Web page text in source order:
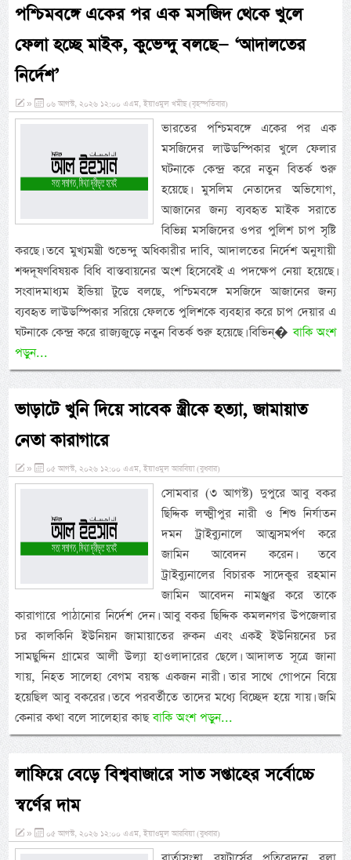
পশ্চিমবঙ্গে একের পর এক মসজিদ থেকে খুলে
ফেলা হচ্ছে মাইক, কুভেন্দু বলছে— ‘আদালতের
নির্দেশ’
» ০৬ আগস্ট, ২০২৬ ১২:০০ এএম, ইয়াওমুল খমীছ (বৃহস্পতিবার)
ভারতের পশ্চিমবঙ্গে একের পর এক
মসজিদের লাউডস্পিকার খুলে ফেলার
ঘটনাকে কেন্দ্র করে নতুন বিতর্ক শুরু
হয়েছে। মুসলিম নেতাদের অভিযোগ,
আজানের জন্য ব্যবহৃত মাইক সরাতে
বিভিন্ন মসজিদের ওপর পুলিশ চাপ সৃষ্টি
করছে। তবে মুখ্যমন্ত্রী শুভেন্দু অধিকারীর দাবি, আদালতের নির্দেশ অনুযায়ী
শব্দদূষণবিষয়ক বিধি বাস্তবায়নের অংশ হিসেবেই এ পদক্ষেপ নেয়া হয়েছে।
সংবাদমাধ্যম ইন্ডিয়া টুডে বলছে, পশ্চিমবঙ্গে মসজিদে আজানের জন্য
ব্যবহৃত লাউডস্পিকার সরিয়ে ফেলতে পুলিশকে ব্যবহার করে চাপ দেয়ার এ
ঘটনাকে কেন্দ্র করে রাজ্যজুড়ে নতুন বিতর্ক শুরু হয়েছে। বিভিন্�বাকি অংশ
পড়ুন...
ভাড়াটে খুনি দিয়ে সাবেক স্ত্রীকে হত্যা, জামায়াত
নেতা কারাগারে
» ০৫ আগস্ট, ২০২৬ ১২:০০ এএম, ইয়াওমুল আরবিয়া (বুধবার)
সোমবার (৩ আগস্ট) দুপুরে আবু বকর
ছিদ্দিক লক্ষ্মীপুর নারী ও শিশু নির্যাতন
দমন ট্রাইব্যুনালে আত্মসমর্পণ করে
জামিন আবেদন করেন। তবে
ট্রাইব্যুনালের বিচারক সাদেকুর রহমান
জামিন আবেদন নামঞ্জুর করে তাকে
কারাগারে পাঠানোর নির্দেশ দেন। আবু বকর ছিদ্দিক কমলনগর উপজেলার
চর কালকিনি ইউনিয়ন জামায়াতের রুকন এবং একই ইউনিয়নের চর
সামছুদ্দিন গ্রামের আলী উল্যা হাওলাদারের ছেলে। আদালত সূত্রে জানা
যায়, নিহত সালেহা বেগম বয়স্ক একজন নারী। তার সাথে গোপনে বিয়ে
হয়েছিল আবু বকরের। তবে পরবর্তীতে তাদের মধ্যে বিচ্ছেদ হয়ে যায়। জমি
কেনার কথা বলে সালেহার কাছবাকি অংশ পড়ুন...
লাফিয়ে বেড়ে বিশ্ববাজারে সাত সপ্তাহের সর্বোচ্চে
স্বর্ণের দাম
» ০৫ আগস্ট, ২০২৬ ১২:০০ এএম, ইয়াওমুল আরবিয়া (বুধবার)